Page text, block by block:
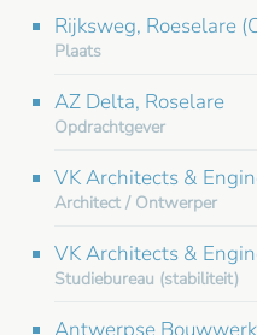
Rijksweg, Roeselare
Plaats
AZ Delta, Roselare
Opdrachtgever
VK Architects &
Architect / Ontwerper
VK Architects &
Studiebureau (stabiliteit)
Antwerpse